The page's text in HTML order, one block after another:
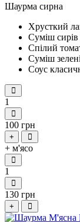
Шаурма сирна
Хрусткий
Суміш сирів
Спілий
Суміш
Соус
1
100 грн
+
+ м'ясо
1
130 грн
+